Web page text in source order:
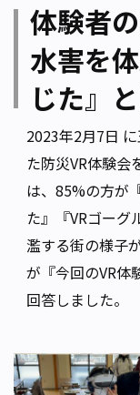
体験者
水害を
じた』
2023年2月7日
た防災VR体験会
は、85%の方が
た』『VRゴー
濫する街の様子
が『今回のVR体
回答しました。